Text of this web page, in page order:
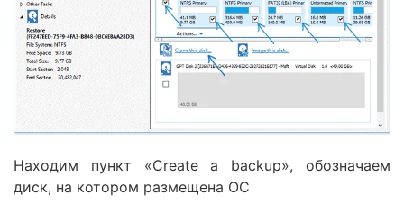
Находим пункт «Create a backup», обозначаем
диск, на котором размещена ОС